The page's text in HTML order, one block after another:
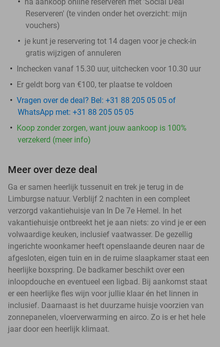
Reserveren' (te vinden onder het overzicht: mijn
vouchers)
je kunt je reservering tot 14 dagen voor je check-in
gratis wijzigen of annuleren
Inchecken vanaf 15.30 uur, uitchecken voor 10.30 uur
Er geldt borg van €100, ter plaatse te voldoen
Vragen over de deal? Bel: +31 88 205 05 05 of
WhatsApp met: +31 88 205 05 05
Koop zonder zorgen, want jouw aankoop is 100%
verzekerd (meer info)
Meer over deze deal
Ga er samen heerlijk tussenuit en trek je terug in de
Limburgse natuur. Verblijf 2 nachten in een compleet
verzorgd vakantiehuisje van In De 7e Hemel. In het
vakantiehuisje ontbreekt het je aan niets: zo vind je er een
volwaardige keuken, inclusief vaatwasser. De gezellig
ingerichte woonkamer heeft openslaande deuren naar de
afgesloten, eigen tuin en in de ruime slaapkamer staat een
heerlijke boxspring. De badkamer beschikt over een
inloopdouche en eventueel een ligbad. Bij aankomst staat
er een heerlijke fles wijn voor jullie klaar én het linnen in
inclusief. Daarnaast is het duurzame huisje voorzien van
zonnepanelen, vloerverwarming en airco. Zo is er het hele
jaar door een heerlijk klimaat.